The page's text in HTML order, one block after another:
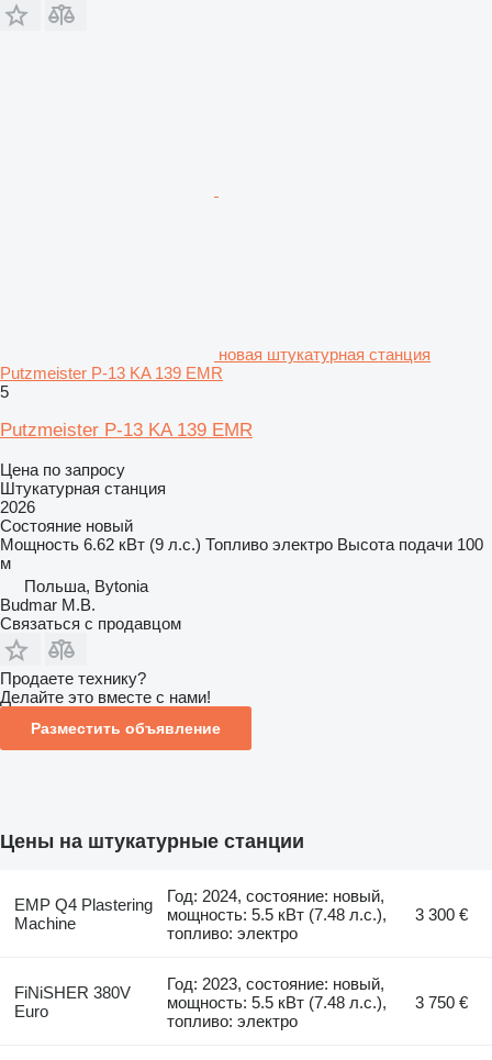
новая штукатурная станция
Putzmeister P-13 KA 139 EMR
5
Putzmeister P-13 KA 139 EMR
Цена по запросу
Штукатурная станция
2026
Состояние новый
Мощность 6.62 кВт (9 л.с.) Топливо электро Высота подачи 100
м
Польша, Bytonia
Budmar M.B.
Связаться с продавцом
Продаете технику?
Делайте это вместе с нами!
Разместить объявление
Цены на штукатурные станции
EMP Q4 Plastering
Machine
Год: 2024, состояние: новый,
мощность: 5.5 кВт (7.48 л.с.),
топливо: электро
3 300 €
FiNiSHER 380V
Euro
Год: 2023, состояние: новый,
мощность: 5.5 кВт (7.48 л.с.),
топливо: электро
3 750 €